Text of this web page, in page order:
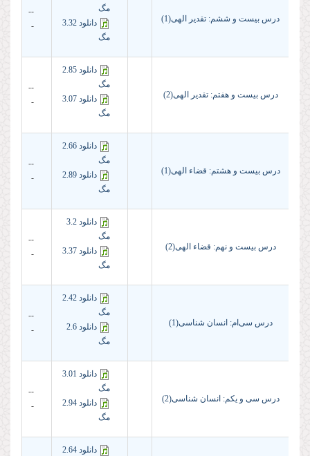
درس بیست و ششم: تقدیر الهی(1)
مگ
دانلود 3.32
مگ
--
-
درس بیست و هفتم: تقدیر الهی(2)
دانلود 2.85
مگ
دانلود 3.07
مگ
--
-
درس بیست و هشتم: قضاء الهی(1)
دانلود 2.66
مگ
دانلود 2.89
مگ
--
-
درس بیست و نهم: قضاء الهی(2)
دانلود 3.2
مگ
دانلود 3.37
مگ
--
-
درس سی‌ام: انسان شناسی(1)
دانلود 2.42
مگ
دانلود 2.6
مگ
--
-
درس سی و یکم: انسان شناسی(2)
دانلود 3.01
مگ
دانلود 2.94
مگ
--
-
دانلود 2.64